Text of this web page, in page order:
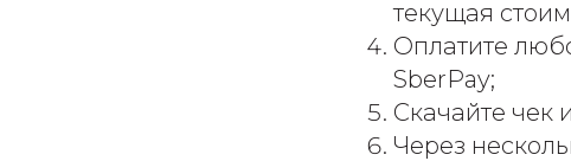
текущая
Оплатите
SberPay;
Скачайте чек
Через